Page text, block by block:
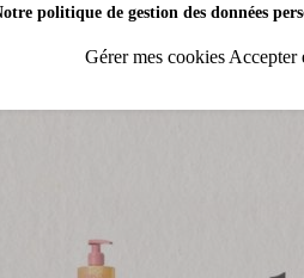
politique de gestion des données
Gérer mes cookies Accepter